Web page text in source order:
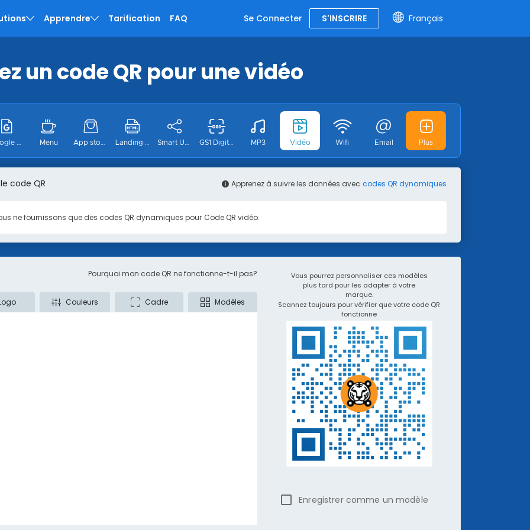
Apprendre Tarification FAQ Se Connecter S'INSCRIRE Français
un code QR pour une vidéo
Menu GS1 Digital MP3 Vidéo Wifi Email fr
Emplacement Text SMS Moins
Plus
code QR Apprenez à suivre les données avec codes QR dynamiques
ne fournissons que des codes QR dynamiques pour Code QR vidéo.
Pourquoi mon code QR ne fonctionne-t-il pas?
Couleurs Cadre Modèles
Vous pourrez personnaliser ces modèles
plus tard pour les adapter à votre
marque.
Scannez toujours pour vérifier que votre code QR
fonctionne
Enregistrer comme un modèle